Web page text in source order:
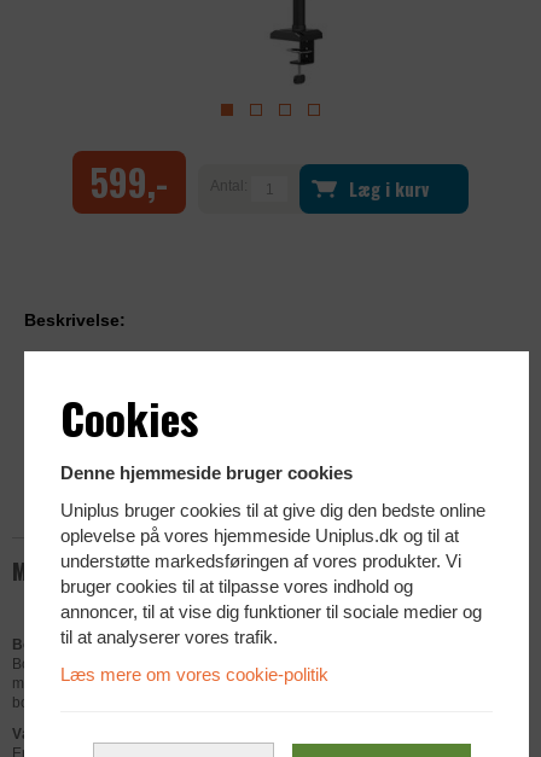
Cookies
Denne hjemmeside bruger cookies
Uniplus bruger cookies til at give dig den bedste online
oplevelse på vores hjemmeside Uniplus.dk og til at
understøtte markedsføringen af vores produkter. Vi
bruger cookies til at tilpasse vores indhold og
annoncer, til at vise dig funktioner til sociale medier og
til at analyserer vores trafik.
Læs mere om vores cookie-politik
599,- Læg i kurv
Beskrivelse:
Passer fra 75 x 75 mm til 100 x 100 mm
Justeringer: Højde, bredde, dybde, hæld, dreje, rotation
Mere info
Bordbeslag til 2 skærm
Bordbeslag som passer til to skærme og som giver dig
mange justeringsmuligheder. Beslaget sættes let fast på
bordet med en klemme.
Vælg det rette beslag
Er du i tvivl om hvilket beslag som passer til din skærm, så